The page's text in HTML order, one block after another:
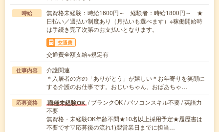
時給
無資格未経験：時給1600円～ 経験者：時給1800円～ ★
日払い／週払い制度あり（月払いも選べます）※稼働開始時
は手続き完了次第のお支払いとなります。
交通費
交通費全額支給※規定有
仕事内容
介護関連
＊入居者の方の「ありがとう」が嬉しい＊お年寄りを笑顔に
する介護のお仕事です。おじいちゃん、おばあちゃ…
応募資格 職種未経験OK / ブランクOK / パソコンスキル不要 / 英語力
不要
無資格・未経験OK年齢不問★10名以上採用予定★履歴書は
不要です▽応募後の流れ1)翌営業日までに担当…